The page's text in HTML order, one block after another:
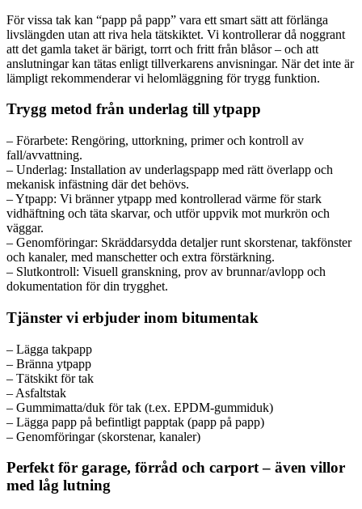
För vissa tak kan “papp på papp” vara ett smart sätt att förlänga
livslängden utan att riva hela tätskiktet. Vi kontrollerar då noggrant
att det gamla taket är bärigt, torrt och fritt från blåsor – och att
anslutningar kan tätas enligt tillverkarens anvisningar. När det inte är
lämpligt rekommenderar vi helomläggning för trygg funktion.
Trygg metod från underlag till ytpapp
– Förarbete: Rengöring, uttorkning, primer och kontroll av
fall/avvattning.
– Underlag: Installation av underlagspapp med rätt överlapp och
mekanisk infästning där det behövs.
– Ytpapp: Vi bränner ytpapp med kontrollerad värme för stark
vidhäftning och täta skarvar, och utför uppvik mot murkrön och
väggar.
– Genomföringar: Skräddarsydda detaljer runt skorstenar, takfönster
och kanaler, med manschetter och extra förstärkning.
– Slutkontroll: Visuell granskning, prov av brunnar/avlopp och
dokumentation för din trygghet.
Tjänster vi erbjuder inom bitumentak
– Lägga takpapp
– Bränna ytpapp
– Tätskikt för tak
– Asfaltstak
– Gummimatta/duk för tak (t.ex. EPDM-gummiduk)
– Lägga papp på befintligt papptak (papp på papp)
– Genomföringar (skorstenar, kanaler)
Perfekt för garage, förråd och carport – även villor
med låg lutning